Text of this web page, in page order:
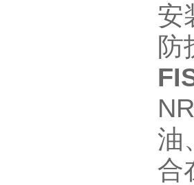
安
防
油
合